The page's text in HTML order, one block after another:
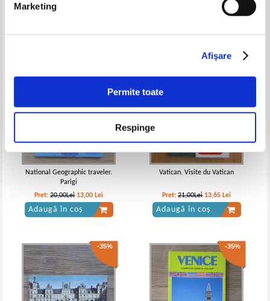
Marketing
Afişare
Permite toate
Respinge
Adaugă în coș
National Geographic traveler.
Parigi
Pret:20,00Lei 13,00 Lei
Adaugă în coș
Vatican. Visite du Vatican
Pret:21,00Lei 13,65 Lei
Adaugă în coș
-35% -35%